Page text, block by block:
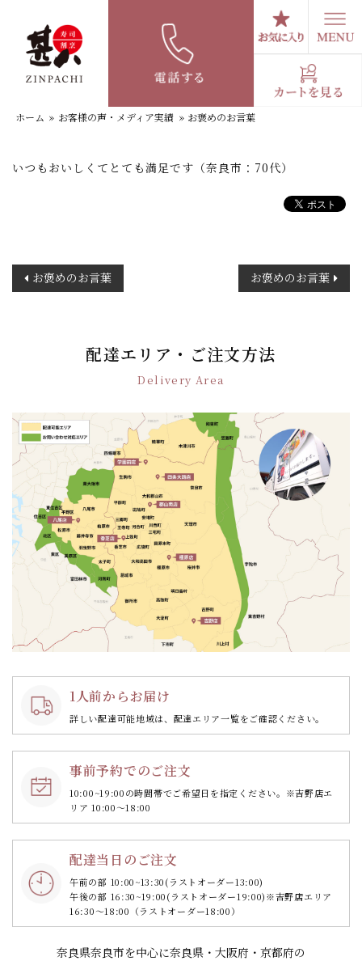
お褒めのお言葉
ホーム » お客様の声・メディア実績 » お褒めのお言葉
いつもおいしくてとても満足です（奈良市：70代）
稿
ン
お褒めのお言葉 お褒めのお言葉
配達エリア・ご注文方法
Delivery Area
1人前からお届け
詳しい配達可能地域は、配達エリア一覧をご確認ください。
事前予約でのご注文
10:00~19:00の時間帯でご希望日を指定ください。 ※吉野店エ
リア 10:00～18:00
配達当日のご注文
午前の部 10:00~13:30(ラストオーダー13:00)
午後の部 16:30~19:00(ラストオーダー19:00)※吉野店エリア
16:30～18:00（ラストオーダー18:00）
奈良県奈良市を中心に奈良県・大阪府・京都府の